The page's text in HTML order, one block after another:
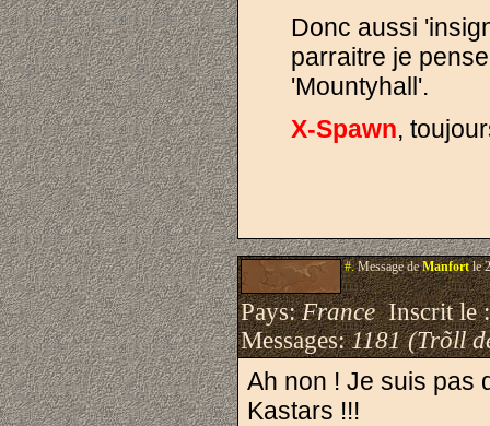
Donc aussi
parraitre je
'Mountyhall'.
X-Spawn,
#.Message deManfortle
Pays:FranceInscrit le
Messages:1181 (Trõll
Ah non ! Je suis pas
Kastars !!!